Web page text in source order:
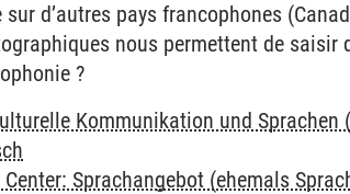
d’autres pays francophones
nous permettent de saisir
?
Kommunikation und Sprachen
Sprachangebot (ehemals